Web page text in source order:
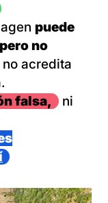
puede
pero no
acredita
falsa,
ni